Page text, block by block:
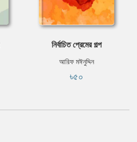
নির্বাচিত প্রেমের গল্প
আরিফ মঈনুদ্দিন
৳৫০